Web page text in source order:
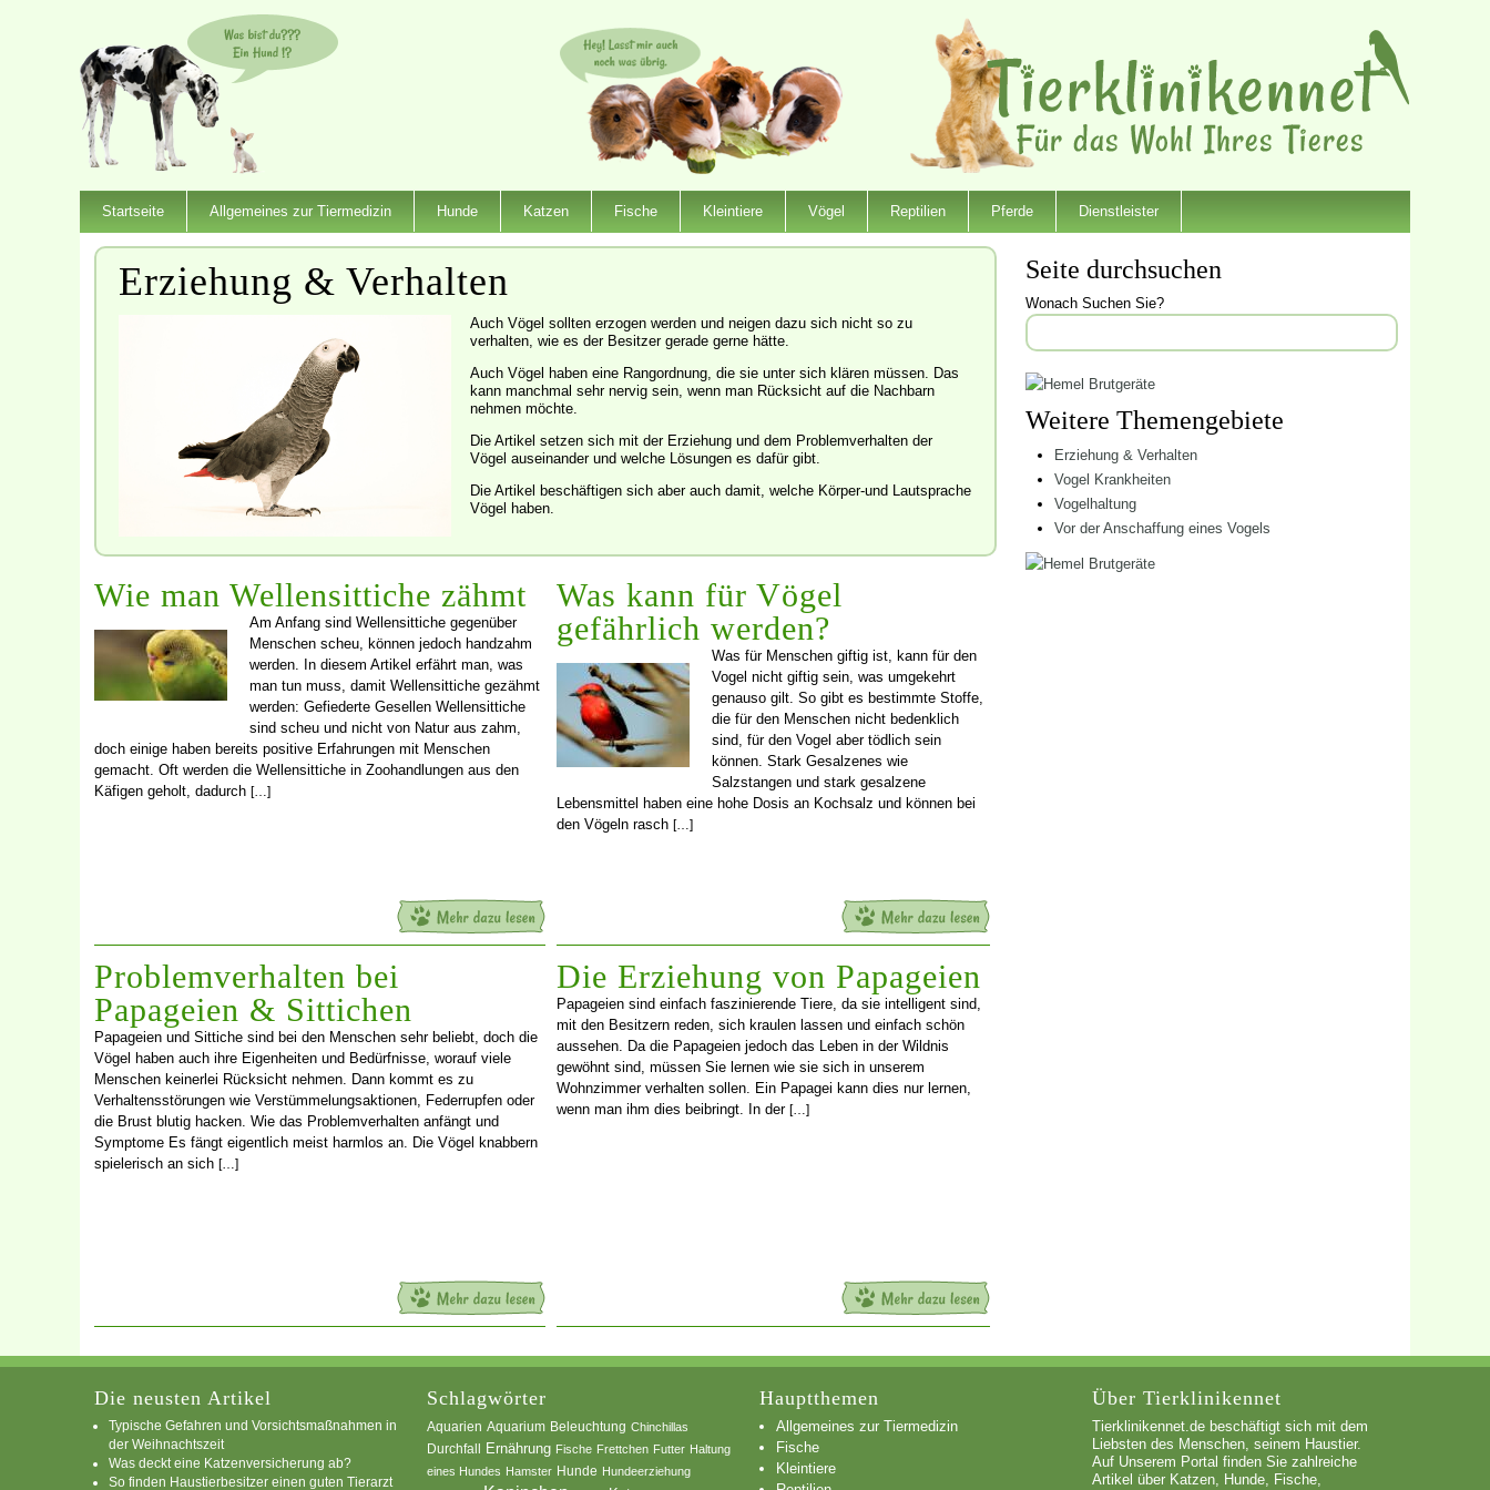
Startseite Allgemeines zur Tiermedizin Hunde Katzen Fische Kleintiere Vögel Reptilien Pferde Dienstleister
Erziehung & Verhalten
Auch Vögel sollten erzogen werden und neigen dazu sich nicht so zu
verhalten, wie es der Besitzer gerade gerne hätte.
Auch Vögel haben eine Rangordnung, die sie unter sich klären müssen. Das
kann manchmal sehr nervig sein, wenn man Rücksicht auf die Nachbarn
nehmen möchte.
Die Artikel setzen sich mit der Erziehung und dem Problemverhalten der
Vögel auseinander und welche Lösungen es dafür gibt.
Die Artikel beschäftigen sich aber auch damit, welche Körper-und Lautsprache
Vögel haben.
Wie man Wellensittiche zähmt
Am Anfang sind Wellensittiche gegenüber
Menschen scheu, können jedoch handzahm
werden. In diesem Artikel erfährt man, was
man tun muss, damit Wellensittiche gezähmt
werden: Gefiederte Gesellen Wellensittiche
sind scheu und nicht von Natur aus zahm,
doch einige haben bereits positive Erfahrungen mit Menschen
gemacht. Oft werden die Wellensittiche in Zoohandlungen aus den
Käfigen geholt, dadurch […]
Was kann für Vögel
gefährlich werden?
Was für Menschen giftig ist, kann für den
Vogel nicht giftig sein, was umgekehrt
genauso gilt. So gibt es bestimmte Stoffe,
die für den Menschen nicht bedenklich
sind, für den Vogel aber tödlich sein
können. Stark Gesalzenes wie
Salzstangen und stark gesalzene
Lebensmittel haben eine hohe Dosis an Kochsalz und können bei
den Vögeln rasch […]
Problemverhalten bei
Papageien & Sittichen
Papageien und Sittiche sind bei den Menschen sehr beliebt, doch die
Vögel haben auch ihre Eigenheiten und Bedürfnisse, worauf viele
Menschen keinerlei Rücksicht nehmen. Dann kommt es zu
Verhaltensstörungen wie Verstümmelungsaktionen, Federrupfen oder
die Brust blutig hacken. Wie das Problemverhalten anfängt und
Symptome Es fängt eigentlich meist harmlos an. Die Vögel knabbern
spielerisch an sich […]
Die Erziehung von Papageien
Papageien sind einfach faszinierende Tiere, da sie intelligent sind,
mit den Besitzern reden, sich kraulen lassen und einfach schön
aussehen. Da die Papageien jedoch das Leben in der Wildnis
gewöhnt sind, müssen Sie lernen wie sie sich in unserem
Wohnzimmer verhalten sollen. Ein Papagei kann dies nur lernen,
wenn man ihm dies beibringt. In der […]
Seite durchsuchen
Wonach Suchen Sie?
Weitere Themengebiete
Erziehung & Verhalten
Vogel Krankheiten
Vogelhaltung
Vor der Anschaffung eines Vogels
Die neusten Artikel
Typische Gefahren und Vorsichtsmaßnahmen in
der Weihnachtszeit
Was deckt eine Katzenversicherung ab?
So finden Haustierbesitzer einen guten Tierarzt
Schlagwörter
Aquarien Aquarium Beleuchtung Chinchillas
Durchfall Ernährung Fische Frettchen Futter Haltung
eines Hundes Hamster Hunde Hundeerziehung
Hauptthemen
Allgemeines zur Tiermedizin
Fische
Kleintiere
Über Tierklinikennet
Tierklinikennet.de beschäftigt sich mit dem
Liebsten des Menschen, seinem Haustier.
Auf Unserem Portal finden Sie zahlreiche
Artikel über Katzen, Hunde, Fische,